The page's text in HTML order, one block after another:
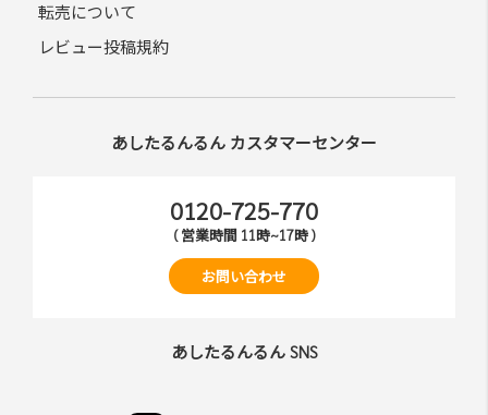
転売について
レビュー投稿規約
あしたるんるん カスタマーセンター
0120-725-770
( 営業時間 11時~17時 )
お問い合わせ
あしたるんるん SNS